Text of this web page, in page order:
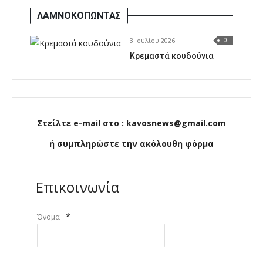
ΛΑΜΝΟΚΟΠΩΝΤΑΣ
3 Ιουλίου 2026 0
Κρεμαστά κουδούνια
Στείλτε e-mail στο : kavosnews@gmail.com
ή συμπληρώστε την ακόλουθη φόρμα
Επικοινωνία
Όνομα *